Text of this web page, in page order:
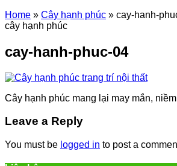
Home » Cây hạnh phúc » cay-hanh-
cây hạnh phúc
cay-hanh-phuc-04
Cây hạnh phúc mang lại may mắn,
Leave a Reply
You must be logged in to post a